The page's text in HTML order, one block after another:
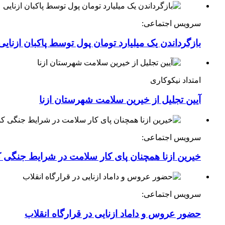
سرویس اجتماعی:
بازگرداندن یک میلیارد تومان پول توسط پاکبان
امتداد نیکوکاری
آیین تجلیل از خیرین سلامت شهرستان ازنا
سرویس اجتماعی:
خیرین ازنا همچنان پای کار سلامت در شرایط
سرویس اجتماعی:
حضور عروس و داماد ازنایی در قرارگاه انقلاب